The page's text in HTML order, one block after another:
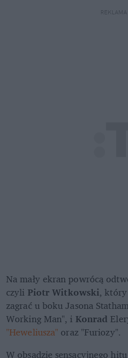
REKLAMA
Na mały ekran powrócą
czyli Piotr Witkowski, który
zagrać u boku Jasona
Working Man", i Konrad
"Heweliusza" oraz "Furiozy".